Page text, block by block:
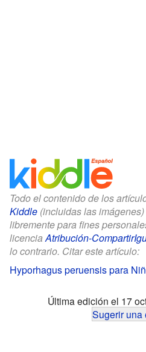
Todo el contenido de los
Kiddle (incluidas las
libremente para fines
licenciaAtribución-
lo contrario. Citar este artículo:
Hyporhagus peruensis para
Última edición el 17
Sugerir una